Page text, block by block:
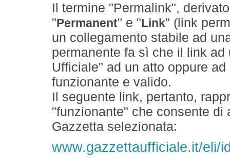
Il termine "Permalink",
" Permanent" e " Link" (link
un collegamento stabile ad
permanente fa sì che il link
Ufficiale" ad un atto oppure
funzionante e valido.
Il seguente link, pertanto,
"funzionante" che consente
Gazzetta selezionata:
www.gazzettaufficiale.it/eli/